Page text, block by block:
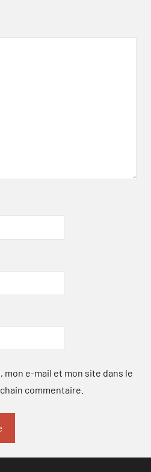
mon e-mail et mon site dans le
commentaire.